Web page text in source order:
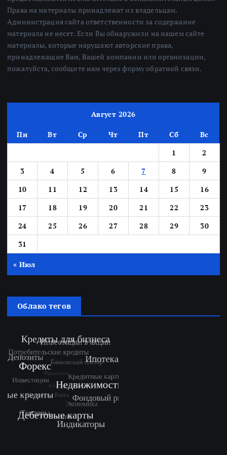
Права на материалы принадлежат их владельцам.
Администрация сайта ответственности за содержание
материала не несет. Если Вы обнаружили на нашем сайте
материалы, которые нарушают авторские права,
принадлежащие Вам, Вашей компании или организации,
пожалуйста, сообщите нам через форму обратной связи.
Август 2026
Пн Вт Ср Чт Пт Сб
Вс
1
2
3
4 5 6 7 8
9
10
11 12 13 14 15
16
17
18 19 20 21 22
23
24
25 26 27 28 29
30
31
« Июл
Облако тегов